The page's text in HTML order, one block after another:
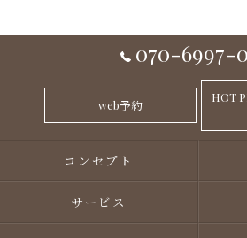
070-6997-
web予約
HOT
コンセプト
サービス